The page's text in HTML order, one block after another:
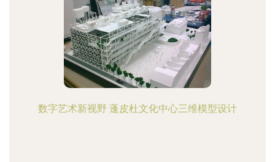
数字艺术新视野 蓬皮杜文化中心三维模型设计